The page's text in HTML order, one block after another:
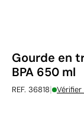
Gourde en
BPA 650 ml
REF. 36818|